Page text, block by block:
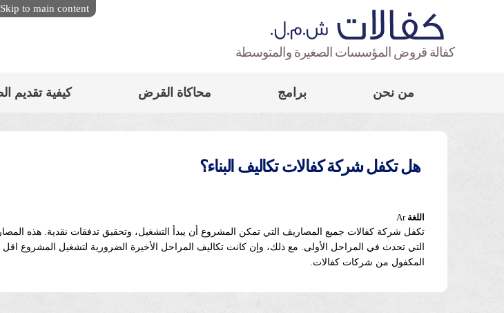
Skip to main content
كفالة قروض المؤسسات الصغيرة والمتوسطة
من نحن برامج محاكاة القرض كيفية تقديم
هل تكفل شركة كفالات تكاليف البناء؟
اللغةAr
تكفل شركة كفالات جميع المصاريف التي تمكن المشروع أن يبدأ التشغيل، وتحقيق تدفقات نقدية. هذه
التي تحدث في المراحل الأولى. مع ذلك، وإن كانت تكاليف المراحل الأخيرة الضرورية لتشغيل المشروع
المكفول من شركات كفالات.